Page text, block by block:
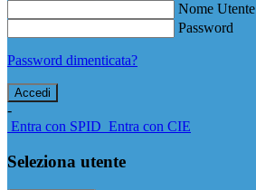
Nome Utente
Password
Password dimenticata?
-
Entra con SPID Entra con CIE
Seleziona utente